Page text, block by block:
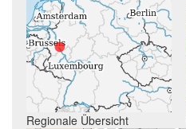
Regionale Übersicht